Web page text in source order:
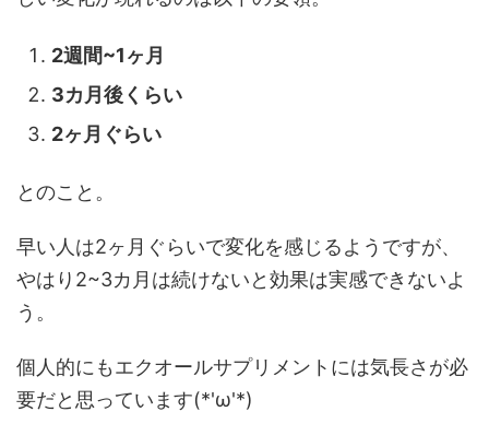
2週間~1ヶ月
3カ月後くらい
2ヶ月ぐらい
とのこと。
早い人は2ヶ月ぐらいで変化を感じるようですが、
やはり2~3カ月は続けないと効果は実感できないよ
う。
個人的にもエクオールサプリメントには気長さが必
要だと思っています(*'ω'*)